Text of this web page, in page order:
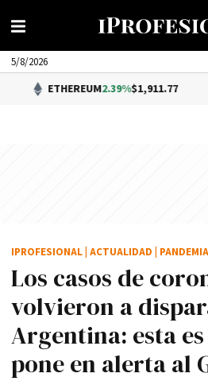
5/8/2026
2.39%$1,911.77
Los casos de
volvieron a
Argentina: esta
pone en alerta al
IPROFESIONAL ACTUALIDAD PANDEMIA